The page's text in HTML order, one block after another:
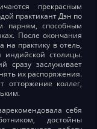
прекрасным
практикант Дэн по
парням, способным
После окончания
на практику в отель,
индийской столицы.
сразу заслуживает
их распоряжения.
коллег,
себя
достойны